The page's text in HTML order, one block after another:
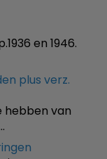
en 1946.
plus verz.
hebben van